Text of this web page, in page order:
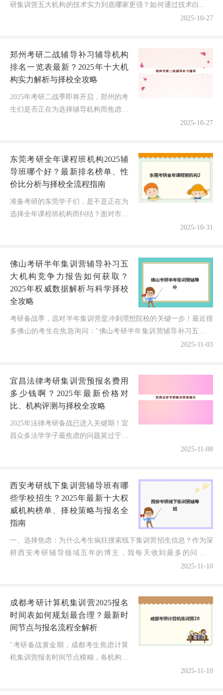
研集训营五大机构的技术实力到底哪家更强？如何通过技术白皮书
科学择校？今天我结合最新技术分析和多年指导经验，为...2025-10-27
郑州考研二战辅导补习辅导机构
排名一览表最新？2025年十大机
构实力解析与择校全攻略
2025年考研二战季即将开启，郑州的考
生们是否正在为选择辅导机构而焦虑？
2025-10-27
东莞考研全年课程班机构2025辅
导班哪个好？最新排名榜单、性
价比分析与择校全流程指南
准备考研的东莞学子们，是不是正在为
选择全年课程班机构而纠结？面对市场
2025-10-31
佛山考研半年集训营辅导补习五
大机构竞争力报告如何获取？
2025年权威数据解析与科学择校
全攻略
考研备战季，选对半年集训营是冲刺理想院校的关键一步！最近很
多佛山的考生在焦急询问："佛山考研半年集训营辅导补习五大机
构竞争力到底哪家强？如何避免信息不对称选到真正高效的课...
2025-11-03
宜昌法律考研集训营预报名费用
多少钱啊？2025年最新价格对
比、机构评测与择校全攻略
2025年法律考研备战已进入关键期！宜
昌众多法学学子最焦虑的问题莫过于：
2025-11-08
西安考研线下集训营辅导班有哪
些学校招生？2025年最新十大权
威机构榜单、择校策略与报名全
指南
一、选择焦虑：为什么考生疯狂搜索线下集训营招生信息？作为深
耕西安考研辅导领域五年的博主，我每天收到最多的问题就
是："想报线下集训营，但西安各机构2025年招生宣传眼花缭乱...
2025-11-10
成都考研计算机集训营2025报名
时间表如何规划最合理？最新时
间节点与报名流程全解析
"考研备战黄金期，成都考生焦虑计算
机集训营报名时间节点模糊，各机构安
2025-11-10